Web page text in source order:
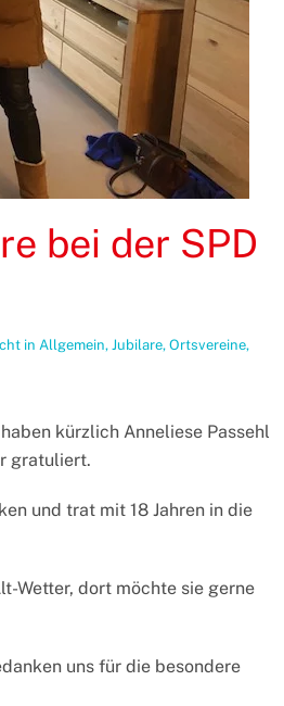
bei der SPD
in Allgemein, Jubilare, Ortsvereine,
kürzlich Anneliese Passehl
gratuliert.
und trat mit 18 Jahren in die
Wetter, dort möchte sie gerne
uns für die besondere